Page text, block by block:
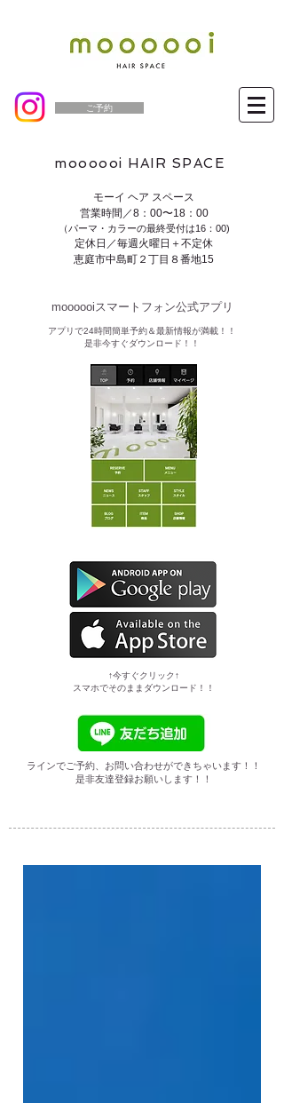
ご予約
moooooi HAIR SPACE
モーイ ヘア スペース
営業時間／8：00〜18：00
（パーマ・カラーの最終受付は16：00)
定休日／毎週火曜日＋不定休
恵庭市中島町２丁目８番地15
moooooiスマートフォン公式アプリ​
​アプリで24時間簡単予約＆最新情報が満載！！
是非今すぐダウンロード！！
​↑今すぐクリック↑
スマホでそのままダウンロード！！
ラインでご予約、お問い合わせができちゃいます！！
是非友達登録お願いします！！